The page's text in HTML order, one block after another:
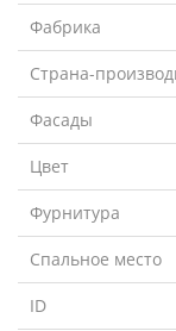
Фабрика
Страна-
Фасады
Цвет
Фурнитура
Cпальное место
ID